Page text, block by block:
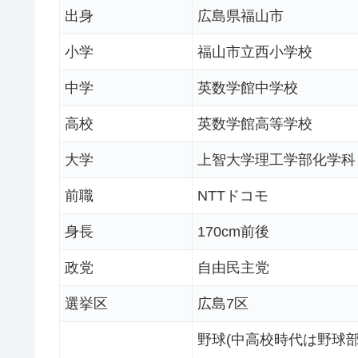
出身 広島県福山市
小学 福山市立西小学校
中学 英数学館中学校
高校 英数学館高等学校
大学 上智大学理工学部化学科
前職 NTTドコモ
身長 170cm前後
政党 自由民主党
選挙区 広島7区
野球(中高校時代は野球